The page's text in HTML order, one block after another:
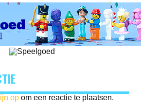
op om een reactie te plaatsen.